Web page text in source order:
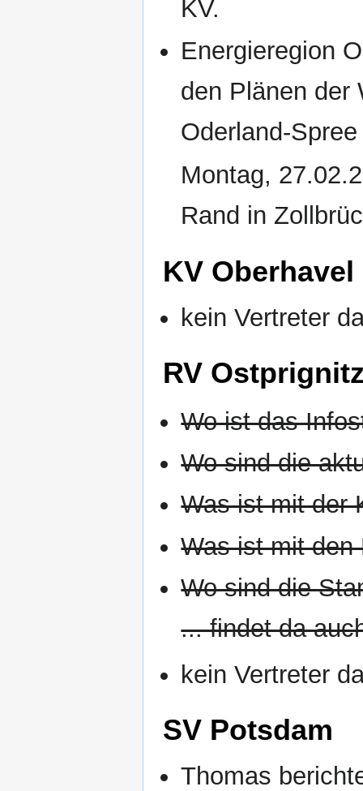
KV.
Energieregion
den Plänen der
Oderland-Spree
Montag,
Rand in
KV Oberhavel
kein Vertreter
RV
Wo ist das
Wo sind die
Was ist mit der
Was ist mit den
Wo sind die
... findet da
kein Vertreter
SV Potsdam
Thomas